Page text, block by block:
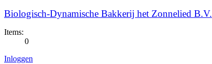
Biologisch-Dynamische Bakkerij het Zonnelied B.V.
Items:
0
Inloggen